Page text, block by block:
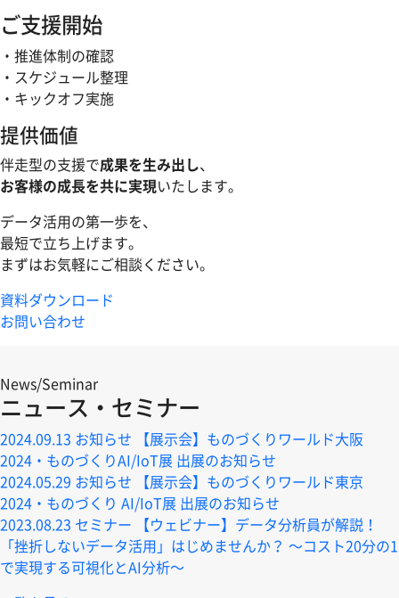
ご支援開始
・推進体制の確認
・スケジュール整理
・キックオフ実施
提供価値
伴走型の支援で成果を生み出し、
お客様の成長を共に実現いたします。
データ活用の第一歩を、
最短で立ち上げます。
まずはお気軽にご相談ください。
資料ダウンロード
お問い合わせ
News/Seminar
ニュース・セミナー
2024.09.13 お知らせ
【展示会】ものづくりワールド大阪
2024・ものづくりAI/IoT展 出展のお知らせ
2024.05.29 お知らせ
【展示会】ものづくりワールド東京
2024・ものづくり AI/IoT展 出展のお知らせ
2023.08.23 セミナー
【ウェビナー】データ分析員が解説！
「挫折しないデータ活用」はじめませんか？ ～コスト20分の1
で実現する可視化とAI分析～